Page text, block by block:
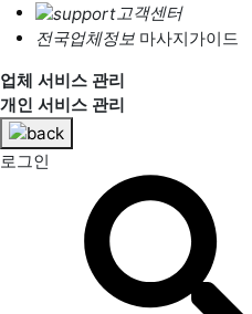
고객센터
전국업체정보 마사지가이드
업체 서비스 관리
개인 서비스 관리
로그인